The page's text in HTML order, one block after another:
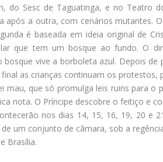
do Sesc de Taguatinga, e no Teatro
após a outra, com cenários mutantes.
é baseada em ideia original de
que tem um bosque ao fundo. O
vive a borboleta azul. Depois
as crianças continuam os protestos,
mau, que só promulga leis ruins para o
nota. O Príncipe descobre o feitiço e
nos dias 14, 15, 16, 19, 20 e
um conjunto de câmara, sob a
Brasília.